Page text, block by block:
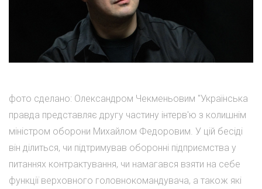
фото сделано: Олександром Чекменьовим "Українська
правда представляє другу частину інтерв'ю з колишнім
міністром оборони Михайлом Федоровим. У цій бесіді
він ділиться, чи підтримував оборонні підприємства у
питаннях контрактування, чи намагався взяти на себе
функції верховного головнокомандувача, а також які